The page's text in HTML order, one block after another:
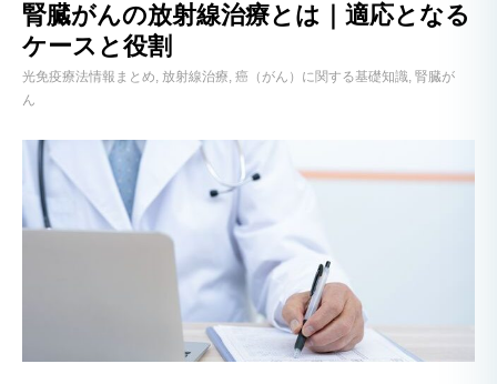
腎臓がんの放射線治療とは｜適応となる
ケースと役割
光免疫療法情報まとめ 放射線治療 癌（がん）に関する基礎知識 腎臓が
ん